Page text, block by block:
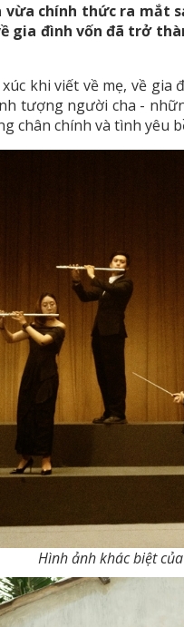
vừa chính thức ra mắt
gia đình vốn đã trở
khi viết về mẹ, về gia
tượng người cha -
chân chính và tình yêu
Hình ảnh khác biệt